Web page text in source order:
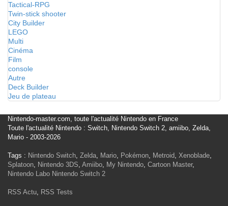
Tactical-RPG
Twin-stick shooter
City Builder
LEGO
Multi
Cinéma
Film
console
Autre
Deck Builder
Jeu de plateau
Nintendo-master.com, toute l'actualité Nintendo en France
Toute l'actualité Nintendo : Switch, Nintendo Switch 2, amiibo, Zelda,
Mario - 2003-2026
Tags : Nintendo Switch, Zelda, Mario, Pokémon, Metroid, Xenoblade,
Splatoon, Nintendo 3DS, Amiibo, My Nintendo, Cartoon Master,
Nintendo Labo Nintendo Switch 2
RSS Actu, RSS Tests